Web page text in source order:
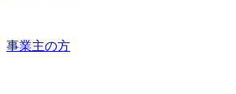
事業主の方